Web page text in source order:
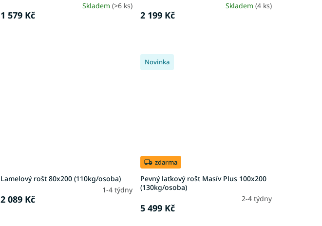
Skladem (>6 ks)
1 579 Kč
Skladem (4 ks)
2 199 Kč
Lamelový rošt 80x200 (110kg/osoba)
1-4 týdny
2 089 Kč
Novinka
zdarma
Pevný laťkový rošt Masív Plus 100x200
(130kg/osoba)
2-4 týdny
5 499 Kč